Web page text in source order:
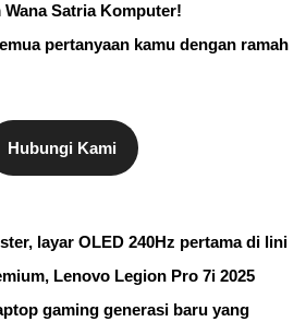
Satria Komputer!
pertanyaan kamu dengan ramah
Hubungi Kami
, layar OLED 240Hz pertama di lini
, Lenovo Legion Pro 7i 2025
gaming generasi baru yang